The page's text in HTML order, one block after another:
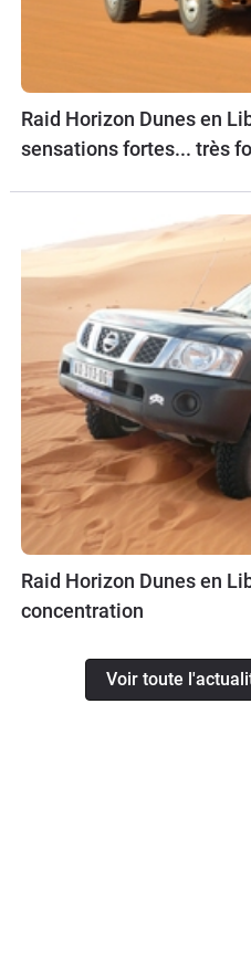
Raid Horizon Dunes en
sensations fortes... très
Raid Horizon Dunes en
concentration
Voir toute